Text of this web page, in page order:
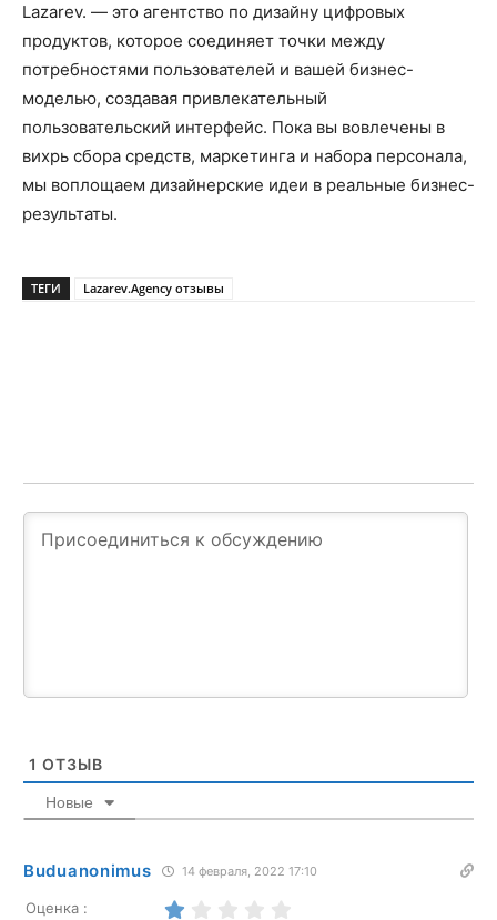
Lazarev. — это агентство по дизайну цифровых
продуктов, которое соединяет точки между
потребностями пользователей и вашей бизнес-
моделью, создавая привлекательный
пользовательский интерфейс. Пока вы вовлечены в
вихрь сбора средств, маркетинга и набора персонала,
мы воплощаем дизайнерские идеи в реальные бизнес-
результаты.
ТЕГИ Lazarev.Agency отзывы
1 ОТЗЫВ
Новые
Buduanonimus 14 февраля, 2022 17:10
Оценка :